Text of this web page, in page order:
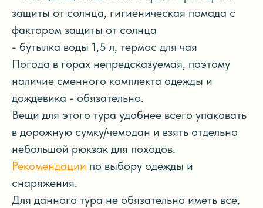
защиты от солнца, гигиеническая помада с
фактором защиты от солнца
- бутылка воды 1,5 л, термос для чая
Погода в горах непредсказуемая, поэтому
наличие сменного комплекта одежды и
дождевика - обязательно.
Вещи для этого тура удобнее всего упаковать
в дорожную сумку/чемодан и взять отдельно
небольшой рюкзак для походов.
Рекомендации по выбору одежды и
снаряжения.
Для данного тура не обязательно иметь все,